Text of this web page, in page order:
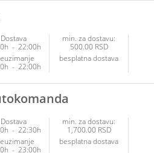
Dostava
- 22:00h
- 22:00h
min. za dostavu:
500.00 RSD
besplatna dostava
Dostava
- 22:30h
- 23:00h
min. za dostavu:
1,700.00 RSD
besplatna dostava